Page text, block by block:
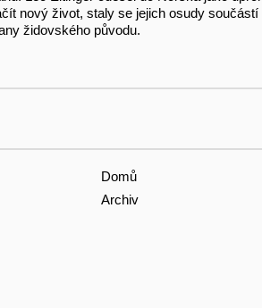
nový život, staly se jejich osudy
židovského původu.
Domů
Archiv